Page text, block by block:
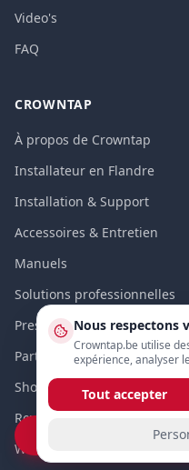
Video's
FAQ
CROWNTAP
À propos de Crowntap
Installateur en Flandre
Installation & Support
Accessoires & Entretien
Manuels
Solutions professionnelles
Presse
Partenaires
Showroom Antwerpen
Reviews & ervaringen
Waarom Crowntap
Vraag
Nous respectons
Crowntap.be utilise
expérience, analyser
dessous.
Tout accepter